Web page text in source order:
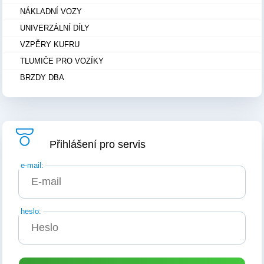
NÁKLADNÍ VOZY
UNIVERZÁLNÍ DÍLY
VZPĚRY KUFRU
TLUMIČE PRO VOZÍKY
BRZDY DBA
Přihlášení pro servis
e-mail:
heslo: